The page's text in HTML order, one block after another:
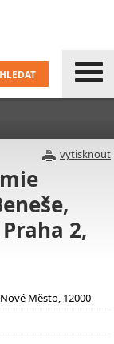
vytisknout
2,
Město, 12000